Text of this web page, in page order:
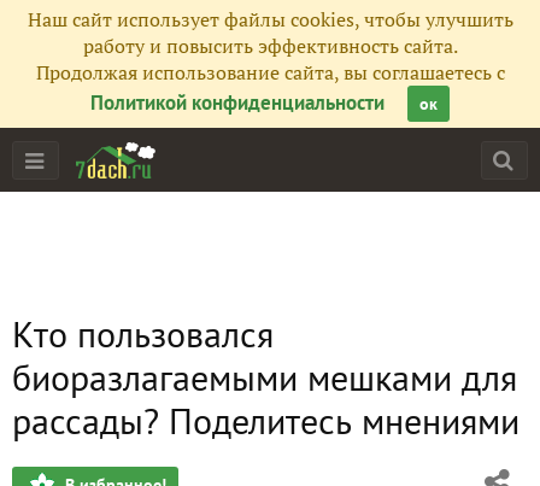
Наш сайт использует файлы cookies, чтобы улучшить
работу и повысить эффективность сайта.
Продолжая использование сайта, вы соглашаетесь с
Политикой конфиденциальности
ок
Кто пользовался
биоразлагаемыми мешками для
рассады? Поделитесь мнениями